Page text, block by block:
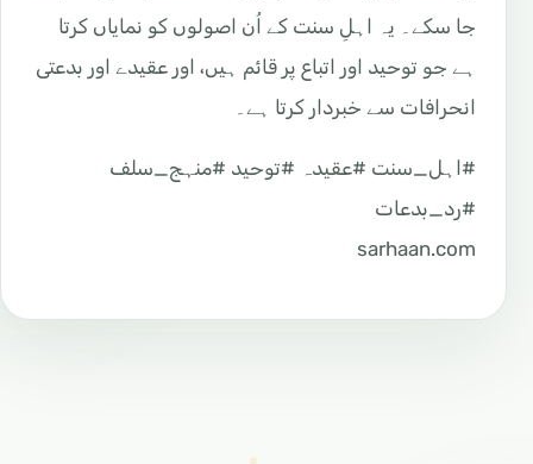
جا سکے۔ یہ اہلِ سنت کے اُن اصولوں کو نمایاں کرتا
ہے جو توحید اور اتباع پر قائم ہیں، اور عقیدے اور بدعتی
انحرافات سے خبردار کرتا ہے۔
#اہل_سنت #عقیدہ #توحید #منہج_سلف
#رد_بدعات
sarhaan.com